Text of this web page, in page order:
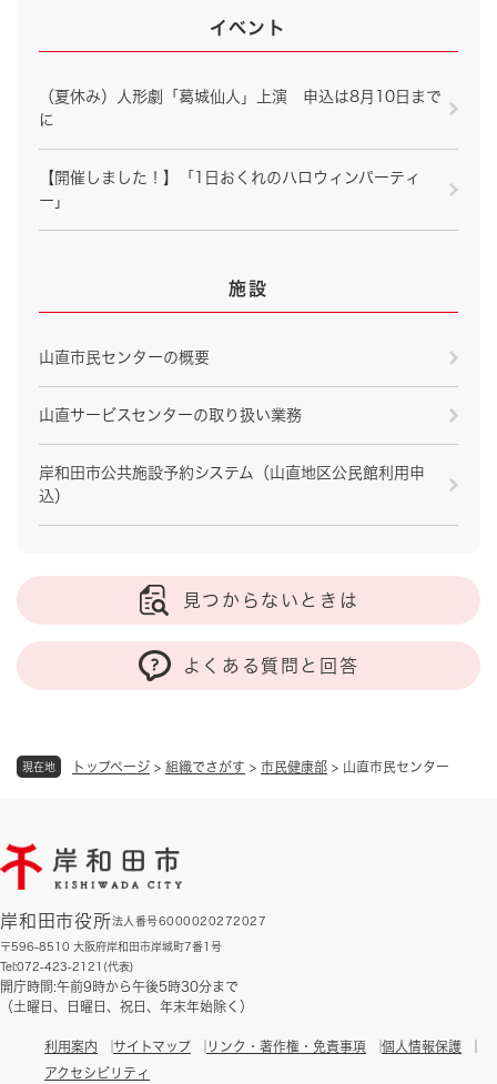
現在地 トップページ > 組織でさがす > 市民健康部 > 山直市民センター
イベント
（夏休み）人形劇「葛城仙人」上演 申込は8月10日まで
に
【開催しました！】「1日おくれのハロウィンパーティ
ー」
施設
山直市民センターの概要
山直サービスセンターの取り扱い業務
岸和田市公共施設予約システム（山直地区公民館利用申
込）
見つからないときは
よくある質問と回答
岸和田市役所法人番号6000020272027
〒596-8510 大阪府岸和田市岸城町7番1号
Tel:072-423-2121(代表)
開庁時間:午前9時から午後5時30分まで
（土曜日、日曜日、祝日、年末年始除く）
利用案内 サイトマップ リンク・著作権・免責事項
個人情報保護
アクセシビリティ